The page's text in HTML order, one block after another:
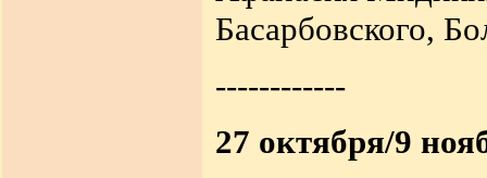
Басарбовского,
------------
27 октября/9